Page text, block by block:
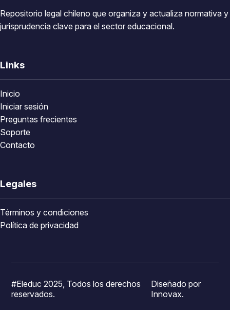
Repositorio legal chileno que organiza y actualiza normativa y
jurisprudencia clave para el sector educacional.
Links
Inicio
Iniciar sesión
Preguntas frecientes
Soporte
Contacto
Legales
Términos y condiciones
Política de privacidad
#Eleduc 2025, Todos los derechos
reservados.
Diseñado por
Innovax.